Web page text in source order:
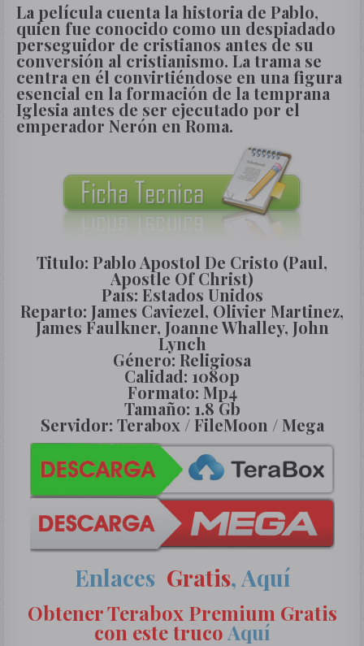
La película cuenta la historia de Pablo,
quien fue conocido como un despiadado
perseguidor de cristianos antes de su
conversión al cristianismo. La trama se
centra en él convirtiéndose en una figura
esencial en la formación de la temprana
Iglesia antes de ser ejecutado por el
emperador Nerón en Roma.
Titulo: Pablo Apostol De Cristo (Paul,
Apostle Of Christ)
País: Estados Unidos
Reparto: James Caviezel, Olivier Martinez,
James Faulkner, Joanne Whalley, John
Lynch
Género: Religiosa
Calidad: 1080p
Formato: Mp4
Tamaño: 1.8 Gb
Servidor: Terabox / FileMoon / Mega
Enlaces Gratis, Aquí
Obtener Terabox Premium Gratis
con este truco Aquí